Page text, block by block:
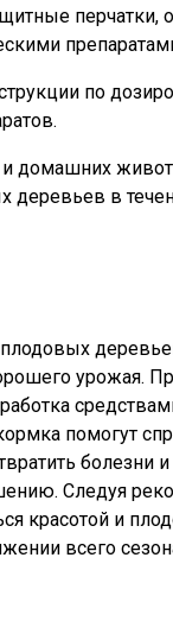
перчатки,
по
и домашних
деревьев в
урожая.
помогут
болезни и
Следуя
красотой и
всего